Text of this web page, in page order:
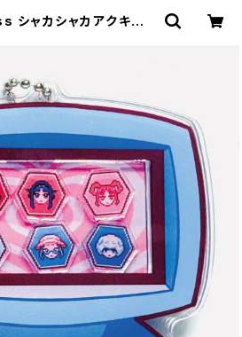
シャカシャカアクキー |